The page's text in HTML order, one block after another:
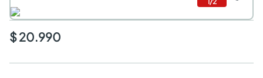
$ 20.990
comedores
neveras